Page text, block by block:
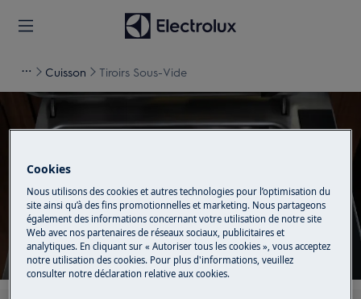
Cuisson Tiroirs Sous-Vide
Soutien pour Tiroirs Sous-
Vide
Cookies
Nous utilisons des cookies et autres technologies pour l’optimisation du
site ainsi qu’à des fins promotionnelles et marketing. Nous partageons
également des informations concernant votre utilisation de notre site
Web avec nos partenaires de réseaux sociaux, publicitaires et
analytiques. En cliquant sur « Autoriser tous les cookies », vous acceptez
notre utilisation des cookies. Pour plus d'informations, veuillez
consulter notre déclaration relative aux cookies.